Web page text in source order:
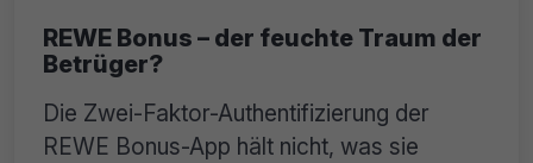
REWE Bonus – der feuchte Traum der
Betrüger?
Die Zwei-Faktor-Authentifizierung der
REWE Bonus-App hält nicht, was sie